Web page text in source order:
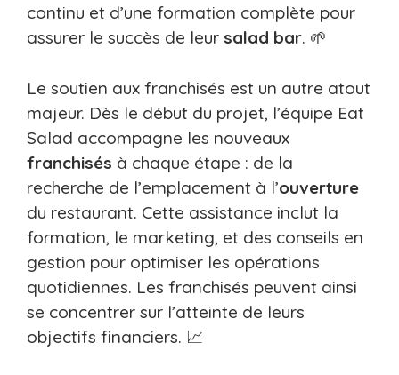
continu et d’une formation complète pour
assurer le succès de leur salad bar. 🌱
Le soutien aux franchisés est un autre atout
majeur. Dès le début du projet, l’équipe Eat
Salad accompagne les nouveaux
franchisés à chaque étape : de la
recherche de l’emplacement à l’ouverture
du restaurant. Cette assistance inclut la
formation, le marketing, et des conseils en
gestion pour optimiser les opérations
quotidiennes. Les franchisés peuvent ainsi
se concentrer sur l’atteinte de leurs
objectifs financiers. 📈